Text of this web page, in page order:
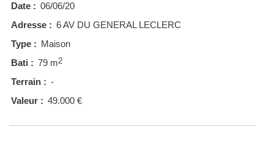
Date : 06/06/20
Adresse : 6 AV DU GENERAL LECLERC
Type : Maison
Bati : 79 m2
Terrain : -
Valeur : 49.000 €